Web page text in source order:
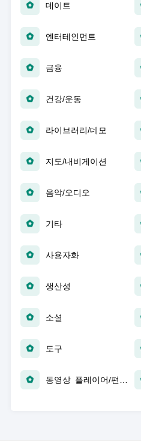
데이트
엔터테인먼트
금융
건강/운동
라이브러리/데모
지도/내비게이션
음악/오디오
기타
사용자화
생산성
소셜
도구